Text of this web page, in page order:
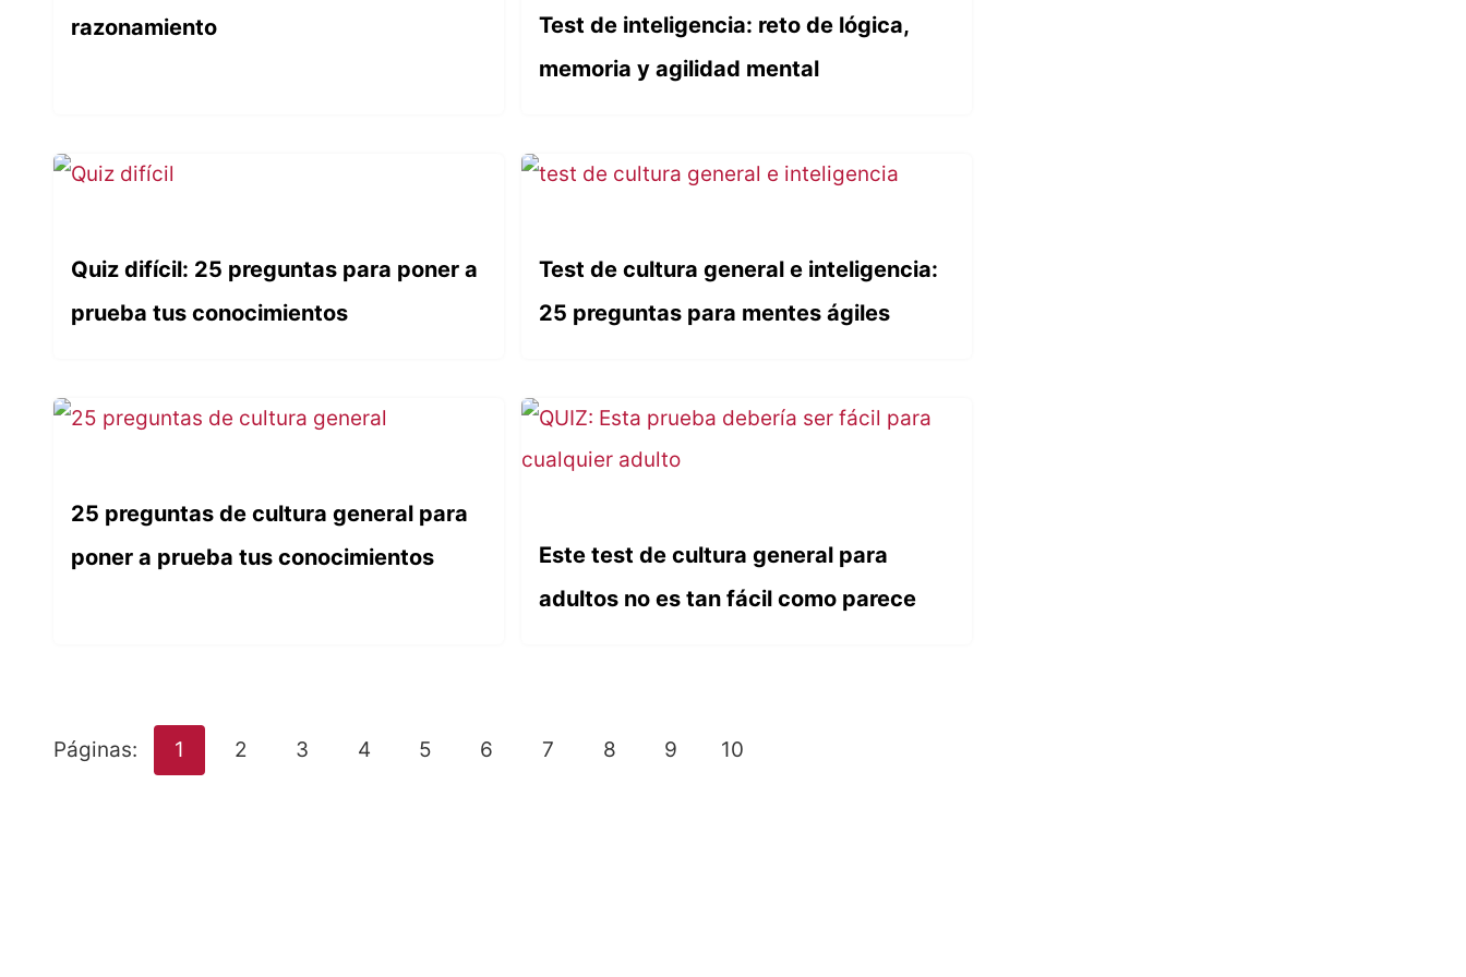
razonamiento
Test de inteligencia: reto de lógica,
memoria y agilidad mental
Quiz difícil: 25 preguntas para poner a
prueba tus conocimientos
Test de cultura general e inteligencia:
25 preguntas para mentes ágiles
25 preguntas de cultura general para
poner a prueba tus conocimientos
Este test de cultura general para
adultos no es tan fácil como parece
Páginas: 1 2 3 4 5 6 7 8 9 10